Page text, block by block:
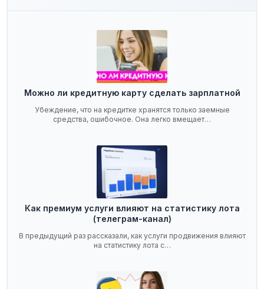
Можно ли кредитную карту сделать зарплатной
Убеждение, что на кредитке хранятся только заемные
средства, ошибочное. Она легко вмещает…
Как премиум услуги влияют на статистику лота
(телеграм-канал)
В предыдущий раз рассказали, как услуги продвижения влияют
на статистику лота с…